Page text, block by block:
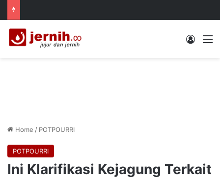
Log In
Home / POTPOURRI
POTPOURRI
Ini Klarifikasi Kejagung Terkait